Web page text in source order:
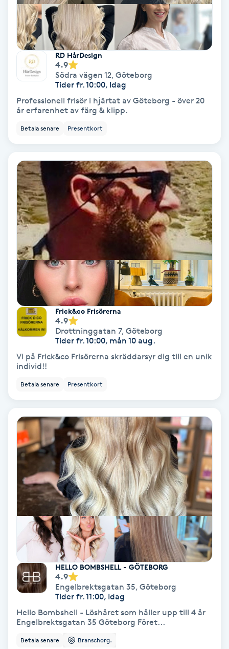
Färgning
Föning
Gel naglar
Gelenaglar
Gellack med förstärkning
Gravidmassage
Gravidyoga
Gruppträning
Gua Sha-massage
Hatha Yoga
Headspa
Healing
HIFU
Hollywood Peel
Hot Stone Massage
Hot yoga
Hudföryngring
Huduppstramning
Hudvård
Hyaluronsyra
RD HårDesign
4.9
Södra vägen 12, Göteborg
Tider fr. 10:00, Idag
Professionell frisör i hjärtat av Göteborg - över 20
år erfarenhet av färg & klipp.
Betala senare Presentkort
Frick&co Frisörerna
4.9
Drottninggatan 7, Göteborg
Tider fr. 10:00, mån 10 aug.
Vi på Frick&co Frisörerna skräddarsyr dig till en unik
individ!!
Betala senare Presentkort
HELLO BOMBSHELL - GÖTEBORG
4.9
Engelbrektsgatan 35, Göteborg
Tider fr. 11:00, Idag
Hello Bombshell - Löshåret som håller upp till 4 år
Engelbrektsgatan 35 Göteborg Föret...
Betala senare Branschorg.